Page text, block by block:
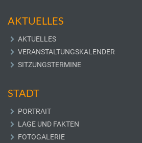
AKTUELLES
AKTUELLES
VERANSTALTUNGSKALENDER
SITZUNGSTERMINE
STADT
PORTRAIT
LAGE UND FAKTEN
FOTOGALERIE